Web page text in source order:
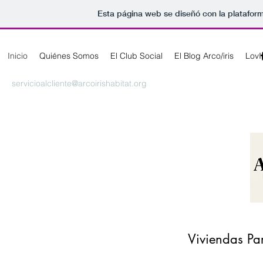
Esta página web se diseñó con la
Inicio Quiénes Somos El Club Social El Blog Arco/iris
servicioalcliente@arcoirishabitat.org
Viviendas